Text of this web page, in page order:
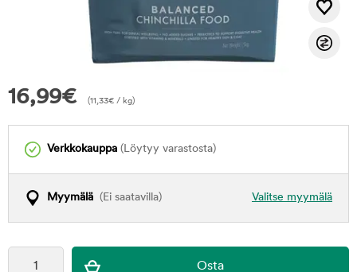
16,99€ (11,33€ / kg)
Verkkokauppa (Löytyy varastosta)
Valitse myymälä
Myymälä (Ei saatavilla)